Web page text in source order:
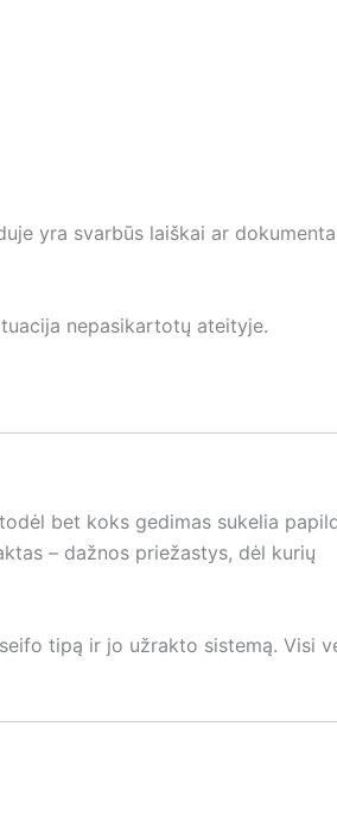
yra svarbūs laiškai ar
nepasikartotų ateityje.
bet koks gedimas sukelia
– dažnos priežastys, dėl kurių
tipą ir jo užrakto sistemą. Visi